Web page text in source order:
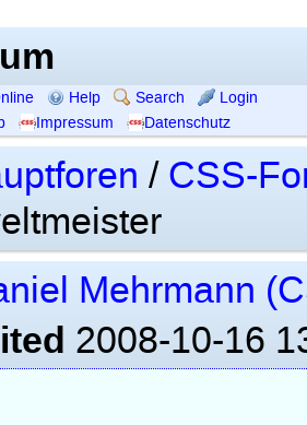
Help Search
Login
Impressum Datenschutz
/ CSS-
Mehrmann
2008-10-16